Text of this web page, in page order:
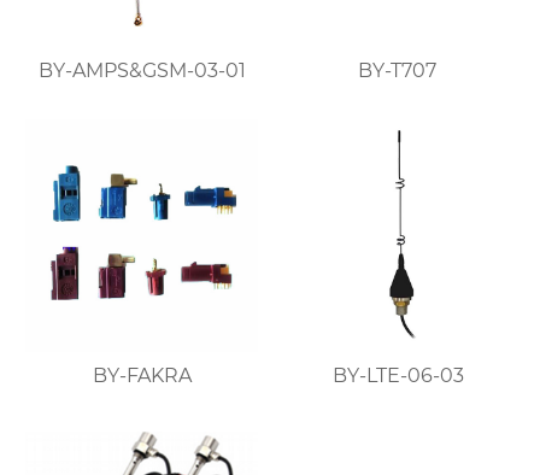
BY-AMPS&GSM-03-01 BY-T707
BY-FAKRA BY-LTE-06-03